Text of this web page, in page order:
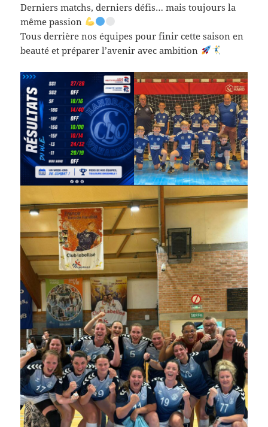
Derniers matchs, derniers défis… mais toujours la
même passion
Tous derrière nos équipes pour finir cette saison en
beauté et préparer l’avenir avec ambition